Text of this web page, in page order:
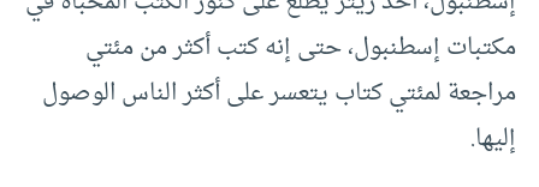
مكتبات إسطنبول، حتى إنه كتب أكثر من مئتي
مراجعة لمئتي كتاب يتعسر على أكثر الناس الوصول
إليها.